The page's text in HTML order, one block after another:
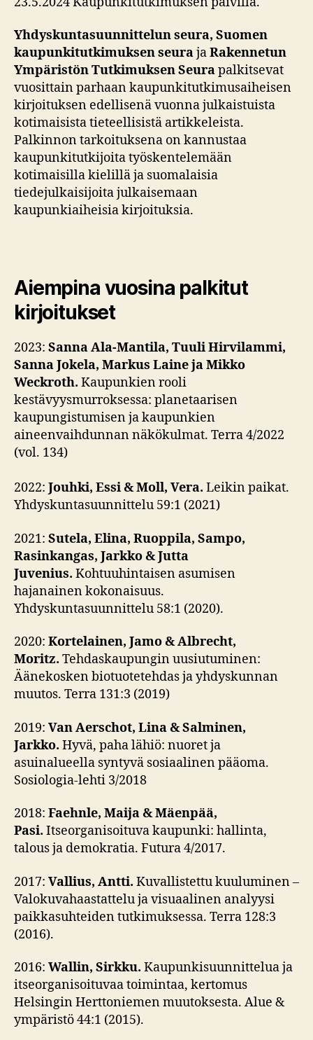
Yhdyskuntasuunnittelun seura, Suomen
kaupunkitutkimuksen seurajaRakennetun
Ympäristön Tutkimuksen Seurapalkitsevat
vuosittain parhaan kaupunkitutkimusaiheisen
kirjoituksen edellisenä vuonna julkaistuista
kotimaisista tieteellisistä artikkeleista.
Palkinnon tarkoituksena on kannustaa
kaupunkitutkijoita työskentelemään
kotimaisilla kielillä ja suomalaisia
tiedejulkaisijoita julkaisemaan
kaupunkiaiheisia kirjoituksia.
Aiempina vuosina palkitut
kirjoitukset
2023: Sanna Ala-Mantila, Tuuli Hirvilammi,
Sanna Jokela, Markus Laine ja Mikko
Weckroth. Kaupunkien rooli
kestävyysmurroksessa: planetaarisen
kaupungistumisen ja kaupunkien
aineenvaihdunnan näkökulmat. Terra 4/2022
(vol. 134)
2022: Jouhki, Essi&Moll, Vera. Leikin paikat.
Yhdyskuntasuunnittelu 59:1 (2021)
2021: Sutela, Elina, Ruoppila, Sampo,
Rasinkangas, Jarkko&Jutta
Juvenius. Kohtuuhintaisen asumisen
hajanainen kokonaisuus.
Yhdyskuntasuunnittelu 58:1 (2020).
2020: Kortelainen, Jamo & Albrecht,
Moritz. Tehdaskaupungin uusiutuminen:
Äänekosken biotuotetehdas ja yhdyskunnan
muutos. Terra 131:3 (2019)
2019: Van Aerschot, Lina & Salminen,
Jarkko. Hyvä, paha lähiö: nuoret ja
asuinalueella syntyvä sosiaalinen pääoma.
Sosiologia-lehti 3/2018
2018: Faehnle, Maija & Mäenpää,
Pasi. Itseorganisoituva kaupunki: hallinta,
talous ja demokratia. Futura 4/2017.
2017: Vallius, Antti. Kuvallistettu kuuluminen –
Valokuvahaastattelu ja visuaalinen analyysi
paikkasuhteiden tutkimuksessa. Terra 128:3
(2016).
2016: Wallin, Sirkku. Kaupunkisuunnittelua ja
itseorganisoituvaa toimintaa, kertomus
Helsingin Herttoniemen muutoksesta. Alue &
ympäristö 44:1 (2015).